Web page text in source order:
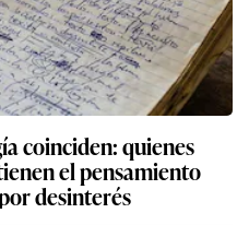
coinciden: quienes
el pensamiento
desinterés